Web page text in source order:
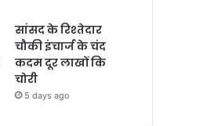
सांसद के रिश्तेदार
चौकी इंचार्ज के चंद
कदम दूर लाखों कि
चोरी
5 days ago